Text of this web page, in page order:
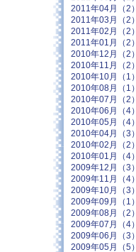
2011年04月（2）
2011年03月（2）
2011年02月（2）
2011年01月（2）
2010年12月（2）
2010年11月（2）
2010年10月（1）
2010年08月（1）
2010年07月（2）
2010年06月（4）
2010年05月（4）
2010年04月（3）
2010年02月（2）
2010年01月（4）
2009年12月（3）
2009年11月（4）
2009年10月（3）
2009年09月（1）
2009年08月（2）
2009年07月（4）
2009年06月（3）
2009年05月（5）